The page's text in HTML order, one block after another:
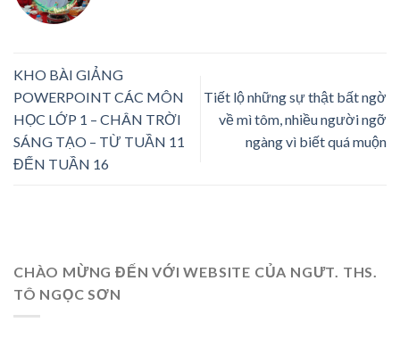
KHO BÀI GIẢNG
POWERPOINT CÁC MÔN
HỌC LỚP 1 – CHÂN TRỜI
SÁNG TẠO – TỪ TUẦN 11
ĐẾN TUẦN 16
Tiết lộ những sự thật bất ngờ
về mì tôm, nhiều người ngỡ
ngàng vì biết quá muộn
CHÀO MỪNG ĐẾN VỚI WEBSITE CỦA NGƯT. THS.
TÔ NGỌC SƠN